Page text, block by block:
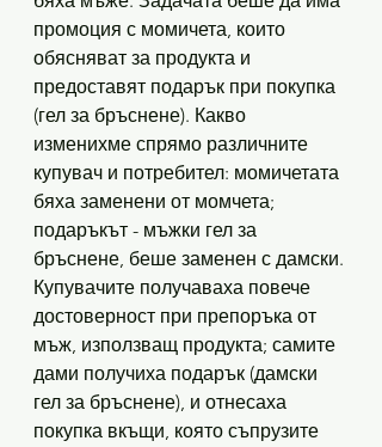
промоция с момичета, които
обясняват за продукта и
предоставят подарък при покупка
(гел за бръснене). Какво
изменихме спрямо различните
купувач и потребител: момичетата
бяха заменени от момчета;
подаръкът - мъжки гел за
бръснене, беше заменен с дамски.
Купувачите получаваха повече
достоверност при препоръка от
мъж, използващ продукта; самите
дами получиха подарък (дамски
гел за бръснене), и отнесаха
покупка вкъщи, която съпрузите